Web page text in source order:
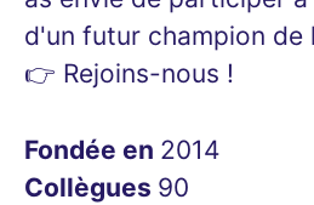
d'un futur champion de
👉 Rejoins-nous !
Fondée en 2014
Collègues 90